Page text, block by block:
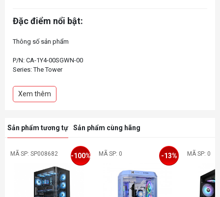
Đặc điểm nổi bật:
Thông số sản phẩm
P/N: CA-1Y4-00SGWN-00
Series: The Tower
Kích thước: 551x342x281 mm
Trọng lượng: 8.3kg
Nguyên liệu: SPCC
I/O Port: USB 3.2 (Gen 2) Type-C x 1, USB 3.0 x 2, HD Audio x 1
Xem thêm
Sản phẩm tương tự Sản phẩm cùng hãng
MÃ SP: SP008682 -100% MÃ SP: 0 -13% MÃ SP: 0